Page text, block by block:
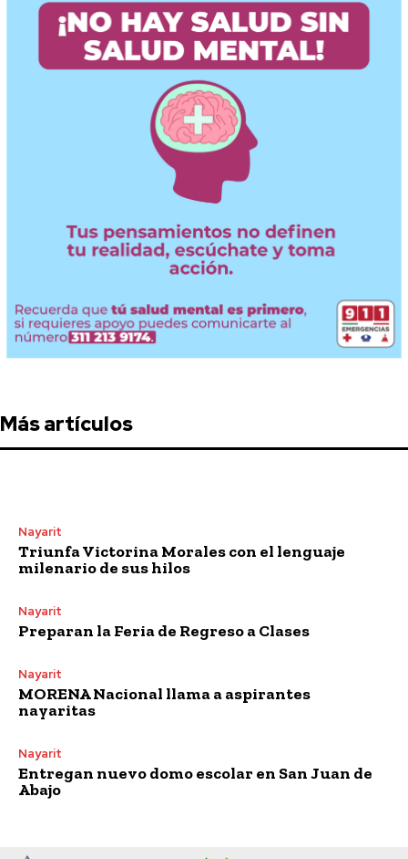
Más artículos
Nayarit
Triunfa Victorina Morales con el lenguaje
milenario de sus hilos
Nayarit
Preparan la Feria de Regreso a Clases
Nayarit
MORENA Nacional llama a aspirantes
nayaritas
Nayarit
Entregan nuevo domo escolar en San Juan de
Abajo